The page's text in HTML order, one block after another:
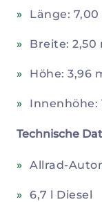
Länge:
Breite: 2,50
Höhe: 3,96
Innenhöhe:
Technische
Allrad-
6,7 l Diesel